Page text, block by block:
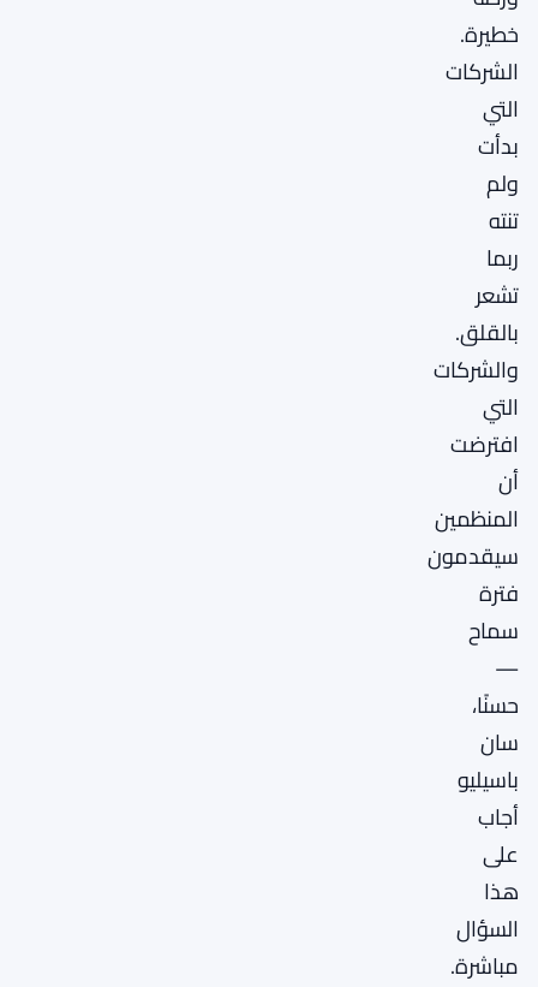
خطيرة.
الشركات
التي
بدأت
ولم
تنته
ربما
تشعر
بالقلق.
والشركات
التي
افترضت
أن
المنظمين
سيقدمون
فترة
سماح
—
حسنًا،
سان
باسيليو
أجاب
على
هذا
السؤال
مباشرة.